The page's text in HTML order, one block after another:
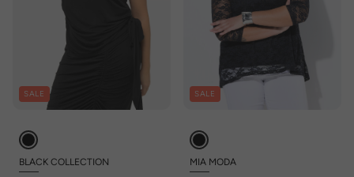
SALE
BLACK COLLECTION
SALE
MIA MODA